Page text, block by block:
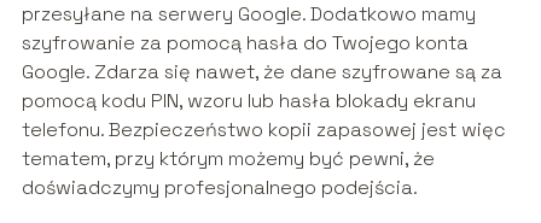
przesyłane na serwery Google. Dodatkowo mamy
szyfrowanie za pomocą hasła do Twojego konta
Google. Zdarza się nawet, że dane szyfrowane są za
pomocą kodu PIN, wzoru lub hasła blokady ekranu
telefonu. Bezpieczeństwo kopii zapasowej jest więc
tematem, przy którym możemy być pewni, że
doświadczymy profesjonalnego podejścia.